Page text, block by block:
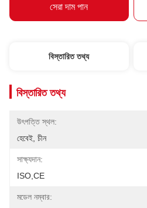
সেরা দাম পান
বিস্তারিত তথ্য
বিস্তারিত তথ্য
উৎপত্তি স্থল:
হেবেই, চীন
সাক্ষ্যদান:
ISO,CE
মডেল নম্বার: